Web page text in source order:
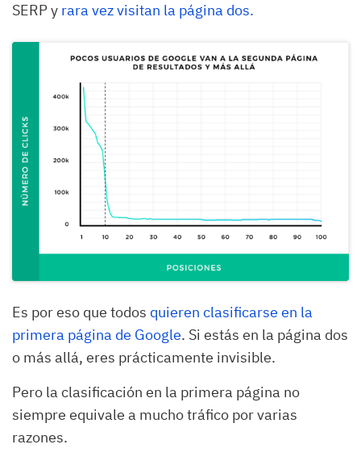
SERP y rara vez visitan la página dos.
Es por eso que todos quieren clasificarse en la
primera página de Google. Si estás en la página dos
o más allá, eres prácticamente invisible.
Pero la clasificación en la primera página no
siempre equivale a mucho tráfico por varias
razones.